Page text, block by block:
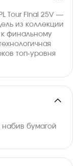
Tour Final 25V —
из коллекции
финальному
топ-уровня
бумагой